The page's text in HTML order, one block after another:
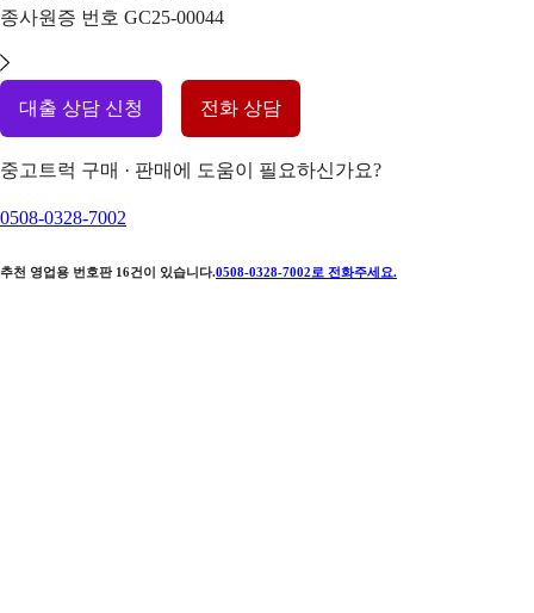
종사원증 번호 GC25-00044
대출 상담 신청 전화 상담
중고트럭 구매 · 판매에 도움이 필요하신가요?
0508-0328-7002
추천 영업용 번호판 16건이 있습니다.0508-0328-7002 로 전화주세요.